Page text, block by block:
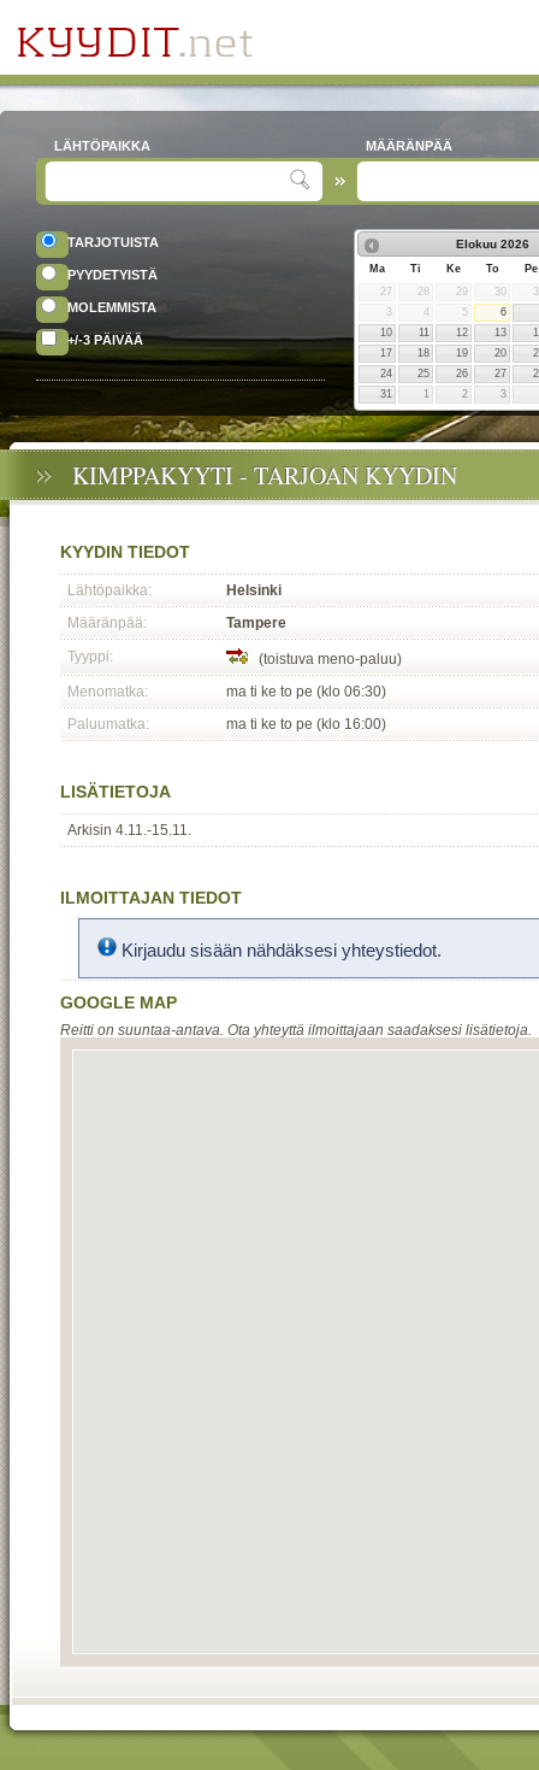
LÄHTÖPAIKKA MÄÄRÄNPÄÄ
TARJOTUISTA
PYYDETYISTÄ
MOLEMMISTA
+/-3 PÄIVÄÄ
Elokuu 2026
Ma Ti Ke To
Pe
27
28 29 30
3
4 5
6
10
11 12 13
17
18 19 20
24
25 26 27
31
1 2 3
KIMPPAKYYTI - TARJOAN KYYDIN
KYYDIN TIEDOT
Lähtöpaikka:
Helsinki
Määränpää:
Tampere
Tyyppi:
(toistuva meno-paluu)
Menomatka:
ma ti ke to pe (klo 06:30)
Paluumatka:
ma ti ke to pe (klo 16:00)
LISÄTIETOJA
Arkisin 4.11.-15.11.
ILMOITTAJAN TIEDOT
Kirjaudu sisään nähdäksesi yhteystiedot.
GOOGLE MAP
Reitti on suuntaa-antava. Ota yhteyttä ilmoittajaan saadaksesi lisätietoja.